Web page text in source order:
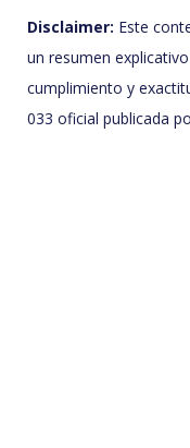
Disclaimer: Este
un resumen
cumplimiento y
033 oficial publicada